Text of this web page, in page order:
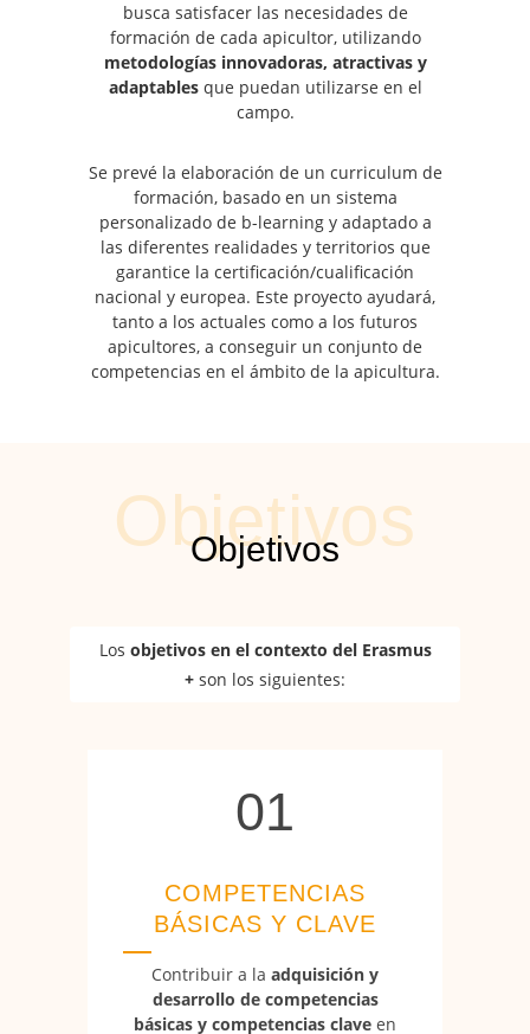
busca satisfacer las necesidades de
formación de cada apicultor, utilizando
metodologías innovadoras, atractivas y
adaptables que puedan utilizarse en el
campo.
Se prevé la elaboración de un curriculum de
formación, basado en un sistema
personalizado de b-learning y adaptado a
las diferentes realidades y territorios que
garantice la certificación/cualificación
nacional y europea. Este proyecto ayudará,
tanto a los actuales como a los futuros
apicultores, a conseguir un conjunto de
competencias en el ámbito de la apicultura.
Los objetivos en el contexto del Erasmus
+ son los siguientes:
01
COMPETENCIAS
BÁSICAS Y CLAVE
Contribuir a la adquisición y
desarrollo de competencias
básicas y competencias clave en